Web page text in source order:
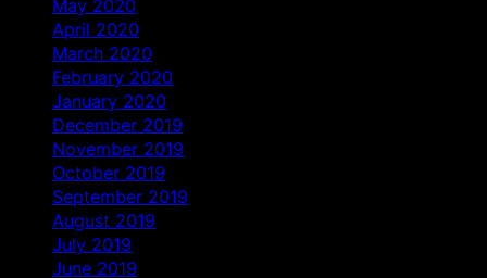
May 2020
April 2020
March 2020
February 2020
January 2020
December 2019
November 2019
October 2019
September 2019
August 2019
July 2019
June 2019